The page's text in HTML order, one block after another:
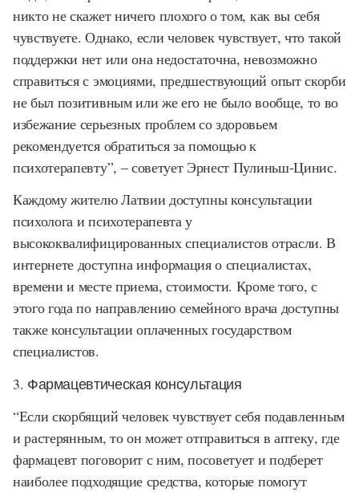
никто не скажет ничего плохого о том, как вы себя
чувствуете. Однако, если человек чувствует, что такой
поддержки нет или она недостаточна, невозможно
справиться с эмоциями, предшествующий опыт скорби
не был позитивным или же его не было вообще, то во
избежание серьезных проблем со здоровьем
рекомендуется обратиться за помощью к
психотерапевту”, – советует Эрнест Пулиньш-Цинис.
Каждому жителю Латвии доступны консультации
психолога и психотерапевта у
высококвалифицированных специалистов отрасли. В
интернете доступна информация о специалистах,
времени и месте приема, стоимости. Кроме того, с
этого года по направлению семейного врача доступны
также консультации оплаченных государством
специалистов.
3. Фармацевтическая консультация
“Если скорбящий человек чувствует себя подавленным
и растерянным, то он может отправиться в аптеку, где
фармацевт поговорит с ним, посоветует и подберет
наиболее подходящие средства, которые помогут